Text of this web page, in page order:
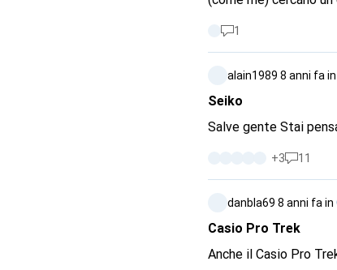
1
alain1989 8 anni fa in
Seiko
Salve
+3 11
danbla69 8 anni fa in
Casio Pro Trek
Anche il Casio Pro